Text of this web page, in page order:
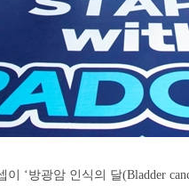
‘방광암 인식의 달(Bladder